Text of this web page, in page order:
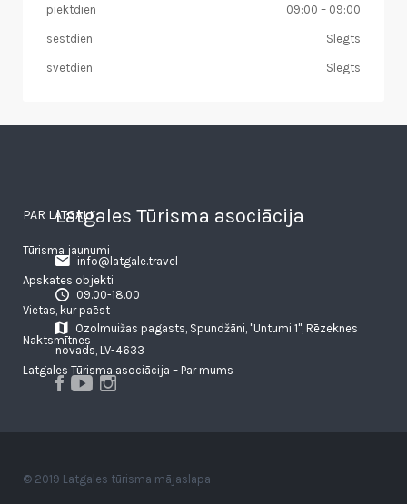
piektdien 09:00 – 09:00
sestdien Slēgts
svētdien Slēgts
Latgales Tūrisma asociācija
info@latgale.travel
09.00-18.00
Ozolmuižas pagasts, Spundžāni, "Untumi 1", Rēzeknes
novads, LV-4633
PAR LATGALI
Tūrisma jaunumi
Apskates objekti
Vietas, kur paēst
Naktsmītnes
Latgales Tūrisma asociācija – Par mums
© 2019 Latgales tūrisma mājaslapa